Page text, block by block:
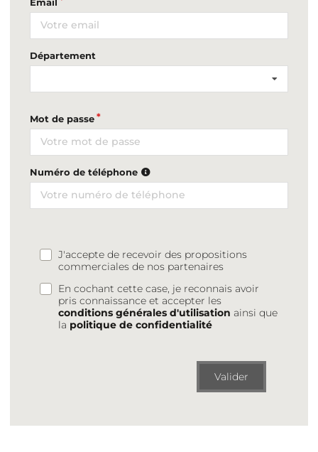
Département
Mot de passe
Numéro de téléphone
J'accepte de recevoir des propositions
commerciales de nos partenaires
En cochant cette case, je reconnais avoir
pris connaissance et accepter les
conditions générales d'utilisation ainsi que
la politique de confidentialité
Valider